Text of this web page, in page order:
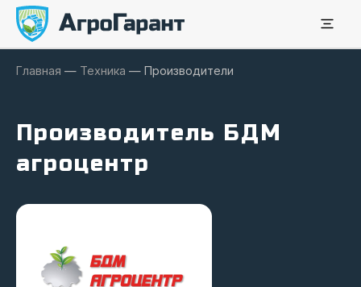
Главная — Техника — Производители
Производитель БДМ
агроцентр